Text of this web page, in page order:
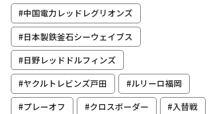
#中国電力レッドレグリオンズ
#日本製鉄釜石シーウェイブス
#日野レッドドルフィンズ
#ヤクルトレビンズ戸田
#ルリーロ福岡
#プレーオフ
#クロスボーダー #入替戦